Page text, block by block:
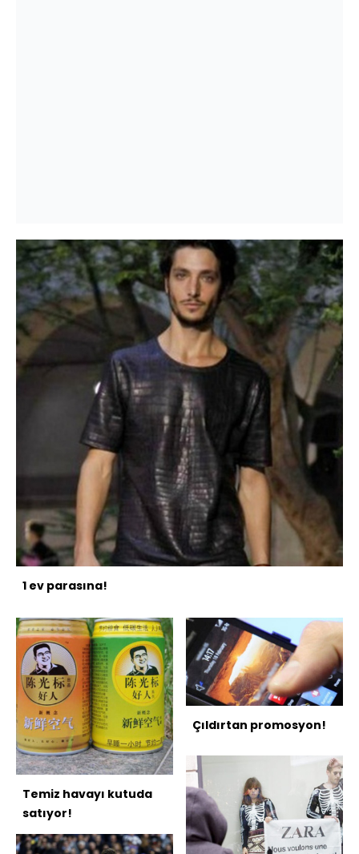
1 ev parasına!
Temiz havayı kutuda
satıyor!
Çıldırtan promosyon!